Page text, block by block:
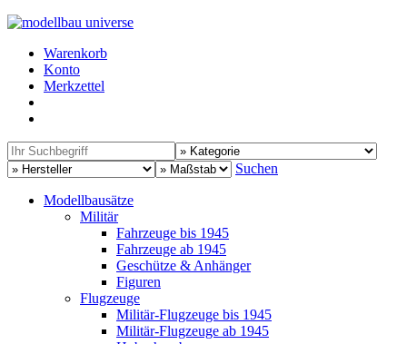
Warenkorb
Konto
Merkzettel
Suchen
Modellbausätze
Militär
Fahrzeuge bis 1945
Fahrzeuge ab 1945
Geschütze & Anhänger
Figuren
Flugzeuge
Militär-Flugzeuge bis 1945
Militär-Flugzeuge ab 1945